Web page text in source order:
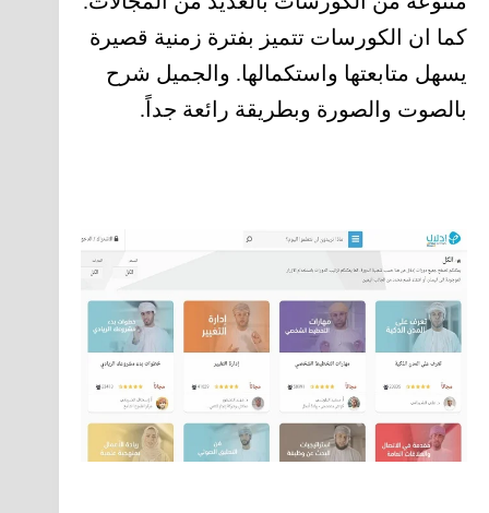
كما ان الكورسات تتميز بفترة زمنية قصيرة
يسهل متابعتها واستكمالها. والجميل شرح
بالصوت والصورة وبطريقة رائعة جداً.